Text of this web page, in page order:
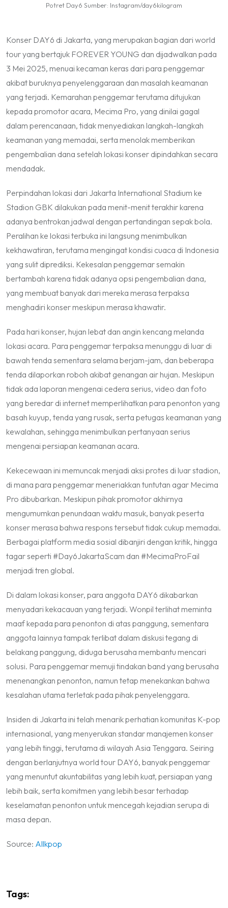
Potret Day6 Sumber: Instagram/day6kilogram
Konser DAY6 di Jakarta, yang merupakan bagian dari world
touryang bertajuk FOREVER YOUNG dan dijadwalkan pada
3 Mei 2025, menuai kecaman keras dari para penggemar
akibat buruknya penyelenggaraan dan masalah keamanan
yang terjadi. Kemarahan penggemar terutama ditujukan
kepada promotor acara, Mecima Pro, yang dinilai gagal
dalam perencanaan, tidak menyediakan langkah-langkah
keamanan yang memadai, serta menolak memberikan
pengembalian dana setelah lokasi konser dipindahkan secara
mendadak.
Perpindahan lokasi dari Jakarta International Stadium ke
Stadion GBK dilakukan pada menit-menit terakhir karena
adanya bentrokan jadwal dengan pertandingan sepak bola.
Peralihan ke lokasi terbuka ini langsung menimbulkan
kekhawatiran, terutama mengingat kondisi cuaca di Indonesia
yang sulit diprediksi. Kekesalan penggemar semakin
bertambah karena tidak adanya opsi pengembalian dana,
yang membuat banyak dari mereka merasa terpaksa
menghadiri konser meskipun merasa khawatir.
Pada hari konser, hujan lebat dan angin kencang melanda
lokasi acara. Para penggemar terpaksa menunggu di luar di
bawah tenda sementara selama berjam-jam, dan beberapa
tenda dilaporkan roboh akibat genangan air hujan. Meskipun
tidak ada laporan mengenai cedera serius, video dan foto
yang beredar di internet memperlihatkan para penonton yang
basah kuyup, tenda yang rusak, serta petugas keamanan yang
kewalahan, sehingga menimbulkan pertanyaan serius
mengenai persiapan keamanan acara.
Kekecewaan ini memuncak menjadi aksi protes di luar stadion,
di mana para penggemar meneriakkan tuntutan agar Mecima
Pro dibubarkan. Meskipun pihak promotor akhirnya
mengumumkan penundaan waktu masuk, banyak peserta
konser merasa bahwa respons tersebut tidak cukup memadai.
Berbagai platform media sosial dibanjiri dengan kritik, hingga
tagar seperti #Day6JakartaScam dan #MecimaProFail
menjadi tren global.
Di dalam lokasi konser, para anggota DAY6 dikabarkan
menyadari kekacauan yang terjadi. Wonpil terlihat meminta
maaf kepada para penonton di atas panggung, sementara
anggota lainnya tampak terlibat dalam diskusi tegang di
belakang panggung, diduga berusaha membantu mencari
solusi. Para penggemar memuji tindakan band yang berusaha
menenangkan penonton, namun tetap menekankan bahwa
kesalahan utama terletak pada pihak penyelenggara.
Insiden di Jakarta ini telah menarik perhatian komunitas K-pop
internasional, yang menyerukan standar manajemen konser
yang lebih tinggi, terutama di wilayah Asia Tenggara. Seiring
dengan berlanjutnya world tour DAY6, banyak penggemar
yang menuntut akuntabilitas yang lebih kuat, persiapan yang
lebih baik, serta komitmen yang lebih besar terhadap
keselamatan penonton untuk mencegah kejadian serupa di
masa depan.
Source: Allkpop
Tags: